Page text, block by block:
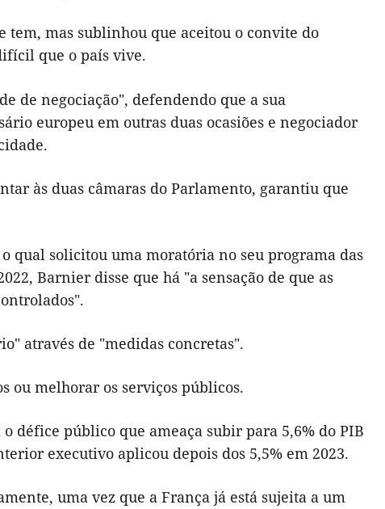
mas sublinhou que aceitou o convite do
que o país vive.
de negociação", defendendo que a sua
europeu em outras duas ocasiões e negociador
às duas câmaras do Parlamento, garantiu que
qual solicitou uma moratória no seu programa das
Barnier disse que há "a sensação de que as
através de "medidas concretas".
ou melhorar os serviços públicos.
défice público que ameaça subir para 5,6% do PIB
executivo aplicou depois dos 5,5% em 2023.
uma vez que a França já está sujeita a um